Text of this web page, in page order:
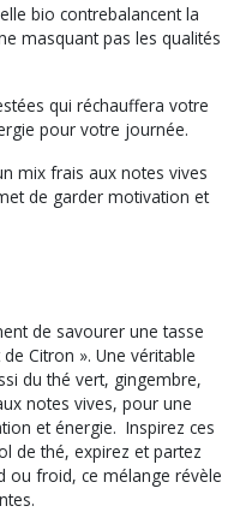
bio contrebalancent la
masquant pas les qualités
qui réchauffera votre
pour votre journée.
mix frais aux notes vives
de garder motivation et
de savourer une tasse
Citron ». Une véritable
du thé vert, gingembre,
notes vives, pour une
et énergie. Inspirez ces
de thé, expirez et partez
ou froid, ce mélange révèle